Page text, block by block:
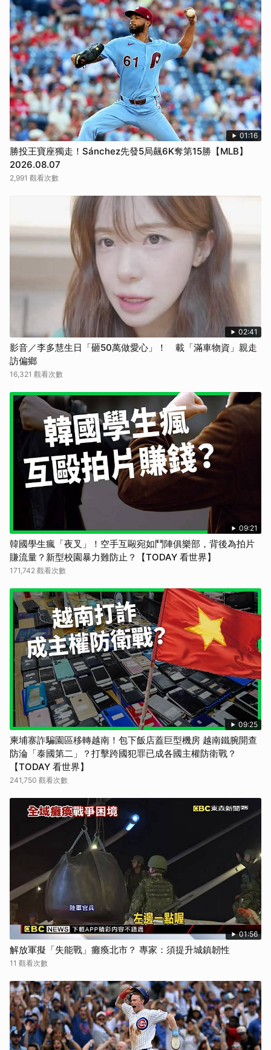
01:16
勝投王寶座獨走！Sánchez先發5局飆6K奪第15勝【MLB】
2026.08.07
2,991 觀看次數
02:41
影音／李多慧生日「砸50萬做愛心」！ 載「滿車物資」親走
訪偏鄉
16,321 觀看次數
09:21
韓國學生瘋「夜叉」！空手互毆宛如鬥陣俱樂部，背後為拍片
賺流量？新型校園暴力難防止？【TODAY 看世界】
171,742 觀看次數
09:25
柬埔寨詐騙園區移轉越南！包下飯店蓋巨型機房 越南鐵腕開查
防淪「泰國第二」？打擊跨國犯罪已成各國主權防衛戰？
【TODAY 看世界】
241,750 觀看次數
01:56
解放軍擬「失能戰」癱瘓北市？ 專家：須提升城鎮韌性
11 觀看次數